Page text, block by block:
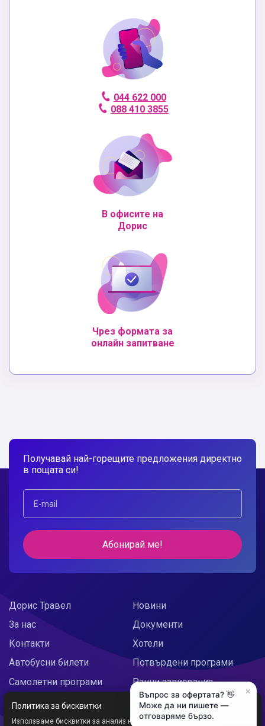
044 622 000
088 410 3855
В офисите на
Дорис
Чрез формата за
онлайн запитване
Получавай най-горещите предложения директно
в пощата си!
Абонирай ме!
Дорис Травел
За нас
Контакти
Новини
Документи
Хотели
Автобусни билети
Самолетни програми
Doris Украйна
Потвърдени програми
Ранни записвания
Празнични предложения
Политика за бисквитки
Използваме бисквитки за анализ на трафика и персонализирано
×
Въпрос за офертата? 👋
Може да ни пишете —
отговаряме бързо.